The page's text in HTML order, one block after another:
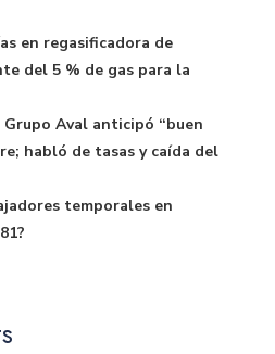
en regasificadora de
del 5 % de gas para la
Aval anticipó “buen
habló de tasas y caída del
temporales en